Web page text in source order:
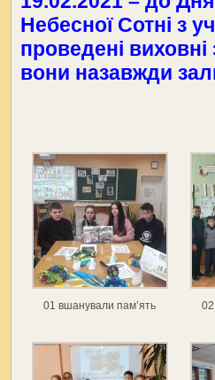
Небесної Сотні з
проведені виховні
вони назавжди
01 вшанували пам’ять